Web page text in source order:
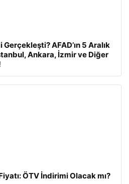
AFAD’ın 5 Aralık
Ankara, İzmir ve Diğer
ÖTV İndirimi Olacak mı?